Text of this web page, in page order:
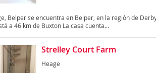
Belper se encuentra en Belper, en la región de
a 46 km de Buxton La casa cuenta...
Strelley Court Farm
Heage